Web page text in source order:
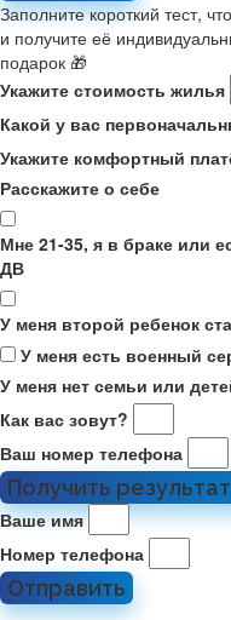
Заполните короткий тест,
и получите её
подарок 🎁
Укажите стоимость жилья
Какой у вас
Укажите комфортный
Расскажите о себе
Мне 21-35, я в браке или
ДВ
У меня второй ребенок
У меня есть военный
У меня нет семьи или
Как вас зовут?
Ваш номер телефона
Получить
Ваше имя
Номер телефона
Отправить